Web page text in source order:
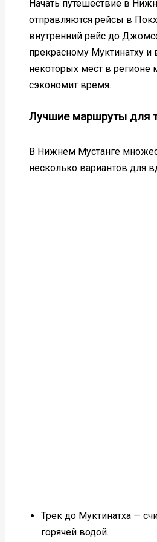
Начать путешествие в
отправляются рейсы в
внутренний рейс до
прекрасному Муктинатху
некоторых мест в регионе
сэкономит время.
Лучшие маршруты для
В Нижнем Мустанге
несколько вариантов для
Трек до Муктинатха —
горячей водой.